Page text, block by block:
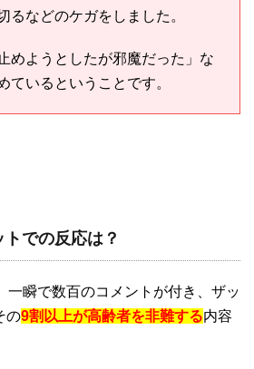
るなどのケガをしました。
めようとしたが邪魔だった」な
ているということです。
での反応は？
一瞬で数百のコメントが付き、ザッ
の9割以上が高齢者を非難する内容